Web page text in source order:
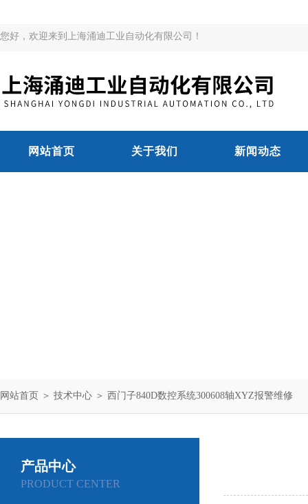
您好，欢迎来到上海涌迪工业自动化有限公司！
网站首页 关于我们 新闻动态
网站首页 ＞ 技术中心 ＞ 西门子840D数控系统300608轴XYZ报警维修
产品中心
PRODUCT CENTER